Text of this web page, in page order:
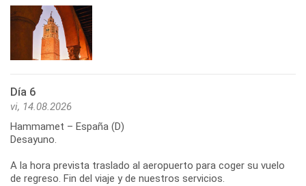
Día 6
vi, 14.08.2026
Hammamet – España (D)
Desayuno.
A la hora prevista traslado al aeropuerto para coger su vuelo
de regreso. Fin del viaje y de nuestros servicios.